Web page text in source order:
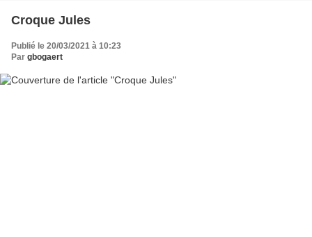
Croque Jules
Publié le 20/03/2021 à 10:23
Par gbogaert